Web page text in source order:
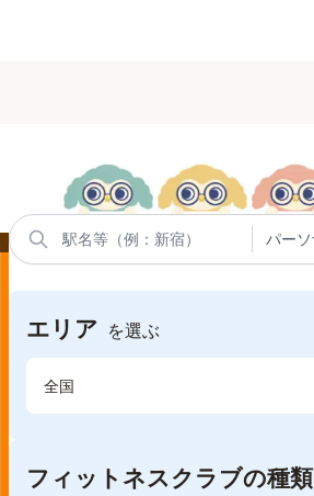
エリア を選ぶ
全国
フィットネスクラブの種類